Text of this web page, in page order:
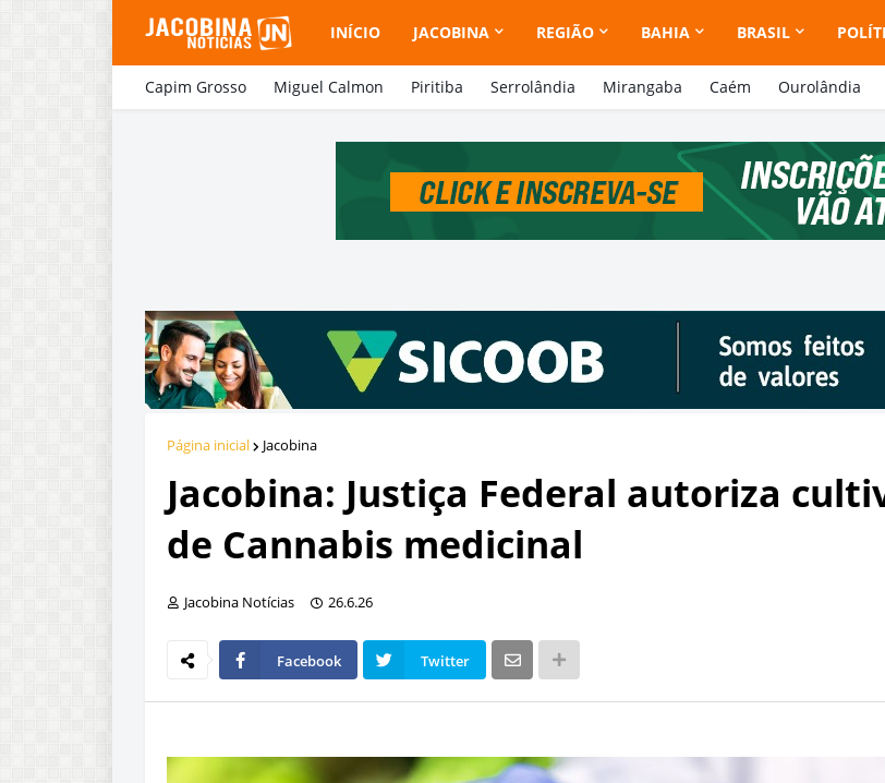
INÍCIO JACOBINA REGIÃO BAHIA BRASIL
Capim Grosso Miguel Calmon Piritiba Serrolândia Mirangaba Caém Ourolândia
Página inicial Jacobina
Jacobina: Justiça Federal autoriza
de Cannabis medicinal
Jacobina Notícias 26.6.26
Facebook Twitter